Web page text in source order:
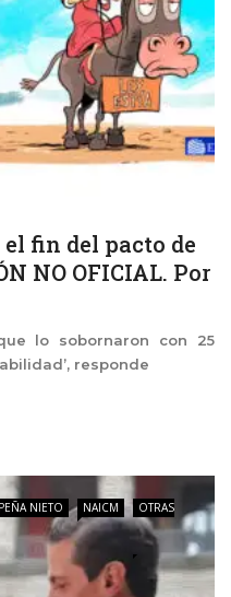
fin del pacto de
NO OFICIAL. Por
lo sobornaron con 25
responde
NIETO NAICM OTRAS